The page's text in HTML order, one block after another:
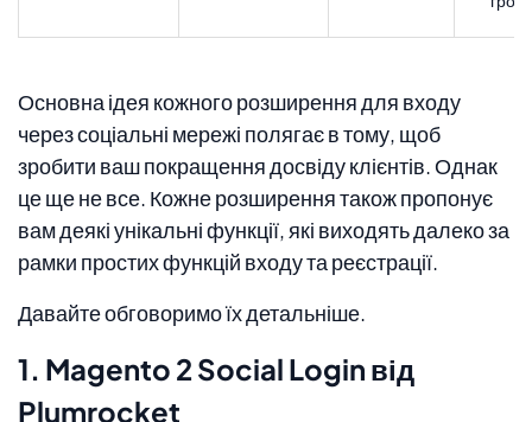
Основна ідея кожного розширення для входу
через соціальні мережі полягає в тому, щоб
зробити ваш покращення досвіду клієнтів. Однак
це ще не все. Кожне розширення також пропонує
вам деякі унікальні функції, які виходять далеко за
рамки простих функцій входу та реєстрації.
Давайте обговоримо їх детальніше.
1. Magento 2 Social Login від
Plumrocket